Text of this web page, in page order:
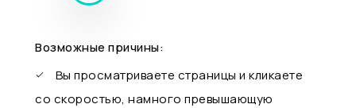
Возможные причины:
Вы просматриваете страницы и кликаете
со скоростью, намного превышающую